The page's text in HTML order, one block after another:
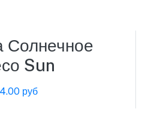
Солнечное
Sun
руб